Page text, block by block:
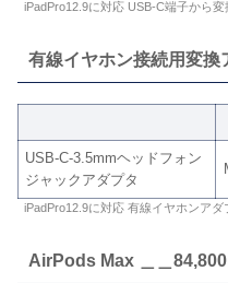
iPadPro12.9に対応 USB-C端子から変
有線イヤホン接続用変換
USB-C-3.5mmヘッドフォン
ジャックアダプタ
iPadPro12.9に対応 有線イヤホンアダ
AirPods Max ＿＿84,800